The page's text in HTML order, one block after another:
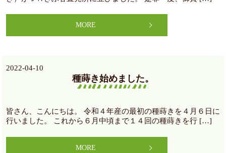
MORE
2022-04-10
種蒔き始めました。
皆さん、こんにちは。 令和４年産の最初の種蒔きを４月６日に
行いました。 これから６月中頃まで１４回の種蒔きを行 […]
MORE